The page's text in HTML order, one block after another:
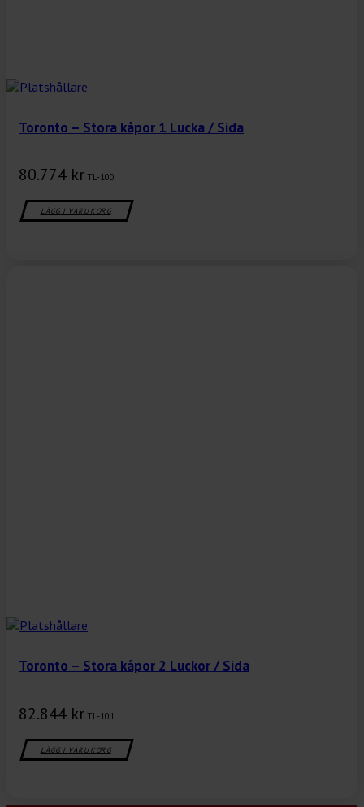
Toronto – Stora kåpor 1 Lucka / Sida
80.774 kr TL-100
LÄGG I VARUKORG
Toronto – Stora kåpor 2 Luckor / Sida
82.844 kr TL-101
LÄGG I VARUKORG